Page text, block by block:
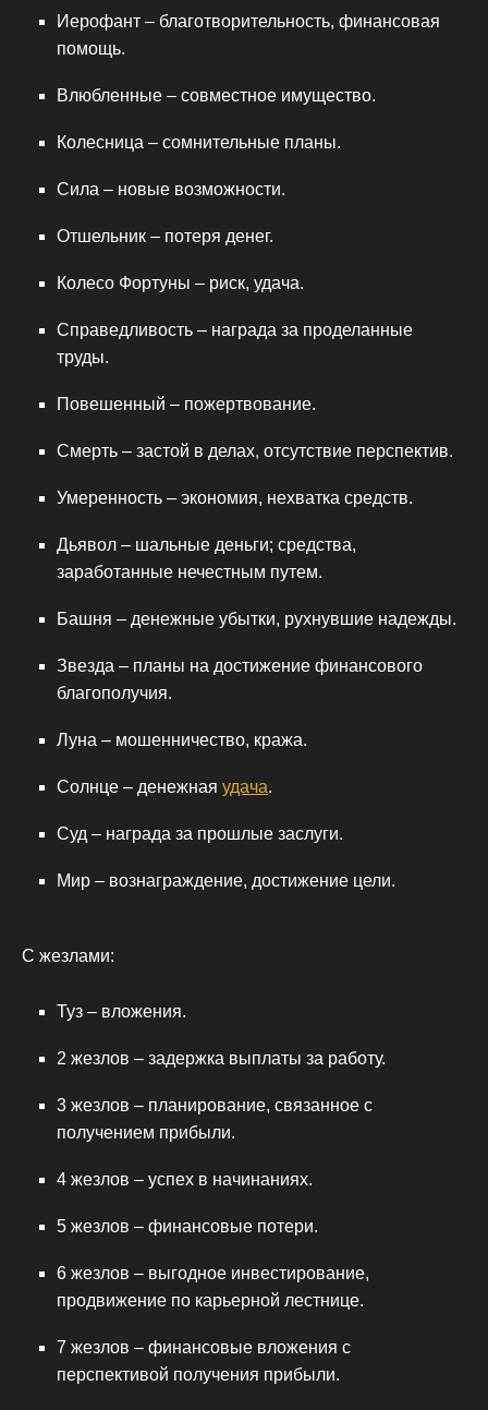
Иерофант – благотворительность, финансовая
помощь.
Влюбленные – совместное имущество.
Колесница – сомнительные планы.
Сила – новые возможности.
Отшельник – потеря денег.
Колесо Фортуны – риск, удача.
Справедливость – награда за проделанные
труды.
Повешенный – пожертвование.
Смерть – застой в делах, отсутствие перспектив.
Умеренность – экономия, нехватка средств.
Дьявол – шальные деньги; средства,
заработанные нечестным путем.
Башня – денежные убытки, рухнувшие надежды.
Звезда – планы на достижение финансового
благополучия.
Луна – мошенничество, кража.
Солнце – денежная удача.
Суд – награда за прошлые заслуги.
Мир – вознаграждение, достижение цели.
С жезлами:
Туз – вложения.
2 жезлов – задержка выплаты за работу.
3 жезлов – планирование, связанное с
получением прибыли.
4 жезлов – успех в начинаниях.
5 жезлов – финансовые потери.
6 жезлов – выгодное инвестирование,
продвижение по карьерной лестнице.
7 жезлов – финансовые вложения с
перспективой получения прибыли.